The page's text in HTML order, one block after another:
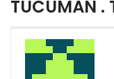
TUCUMÁN .